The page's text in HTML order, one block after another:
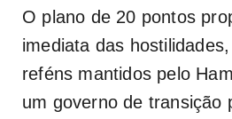
O plano de 20 pontos
imediata das
reféns mantidos pelo
um governo de transição